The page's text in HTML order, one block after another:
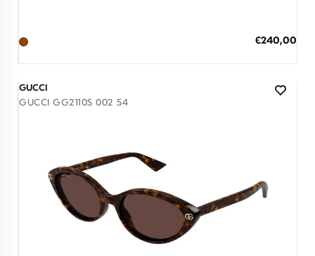
Ειδική
€240,00
GUCCI
GUCCI GG2110S 002 54